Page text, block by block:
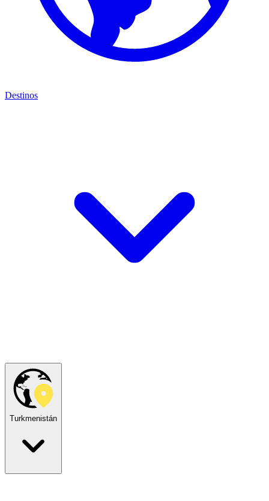
Destinos
Turkmenistán